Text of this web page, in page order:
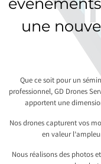
une
Que ce soit pour un
professionnel, GD Drones
apportent une
Nos drones capturent vos
en valeur
Nous réalisons des photos